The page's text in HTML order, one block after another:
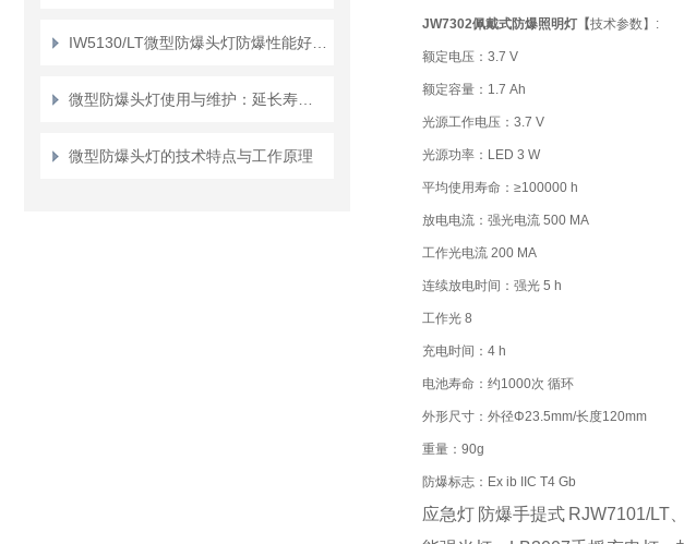
微型防爆头灯的技术特点与工作原理
JW7302佩戴式防爆照明灯【技术参数】:
额定电压：3.7 V
额定容量：1.7 Ah
光源工作电压：3.7 V
光源功率：LED 3 W
平均使用寿命：≥100000 h
放电电流：强光电流 500 MA
工作光电流 200 MA
连续放电时间：强光 5 h
工作光 8
充电时间：4 h
电池寿命：约1000次 循环
外形尺寸：外径Φ23.5mm/长度120mm
重量：90g
防爆标志：Ex ib IIC T4 Gb
应急灯 防爆手提式 RJW7101/LT